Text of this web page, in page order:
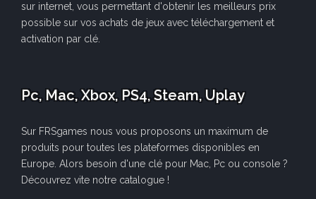
sur internet, vous permettant d'obtenir les meilleurs prix
possible sur vos achats de jeux avec téléchargement et
activation par clé.
Pc, Mac, Xbox, PS4, Steam, Uplay
Sur FRSgames nous vous proposons un maximum de
produits pour toutes les plateformes disponibles en
Europe. Alors besoin d'une clé pour Mac, Pc ou console ?
Découvrez vite notre catalogue !